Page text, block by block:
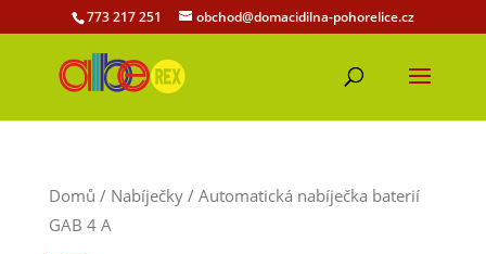
773 217 251 obchod@domacidilna-pohorelice.cz
Domů / Nabíječky/ Automatická nabíječka baterií
GAB 4 A